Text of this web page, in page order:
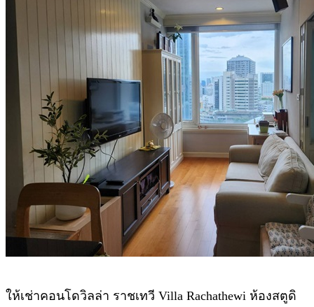
ให้เช่าคอนโดวิลล่า ราชเทวี Villa Rachathewi ห้องสตูดิ